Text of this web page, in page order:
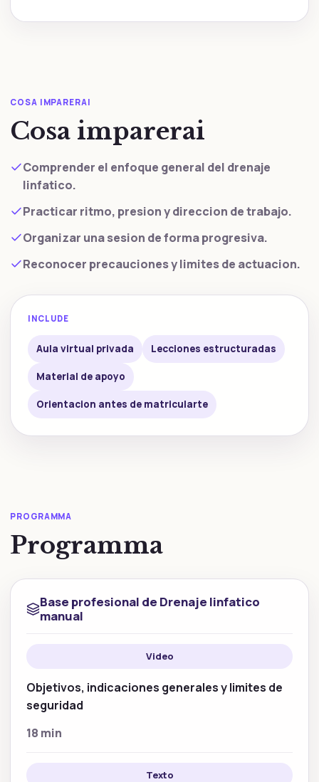
COSA IMPARERAI
Cosa imparerai
Comprender el enfoque general del drenaje
linfatico.
Practicar ritmo, presion y direccion de trabajo.
Organizar una sesion de forma progresiva.
Reconocer precauciones y limites de actuacion.
INCLUDE
Aula virtual privada Lecciones estructuradas
Material de apoyo
Orientacion antes de matricularte
PROGRAMMA
Programma
Base profesional de Drenaje linfatico
manual
Video
Objetivos, indicaciones generales y limites de
seguridad
18 min
Texto